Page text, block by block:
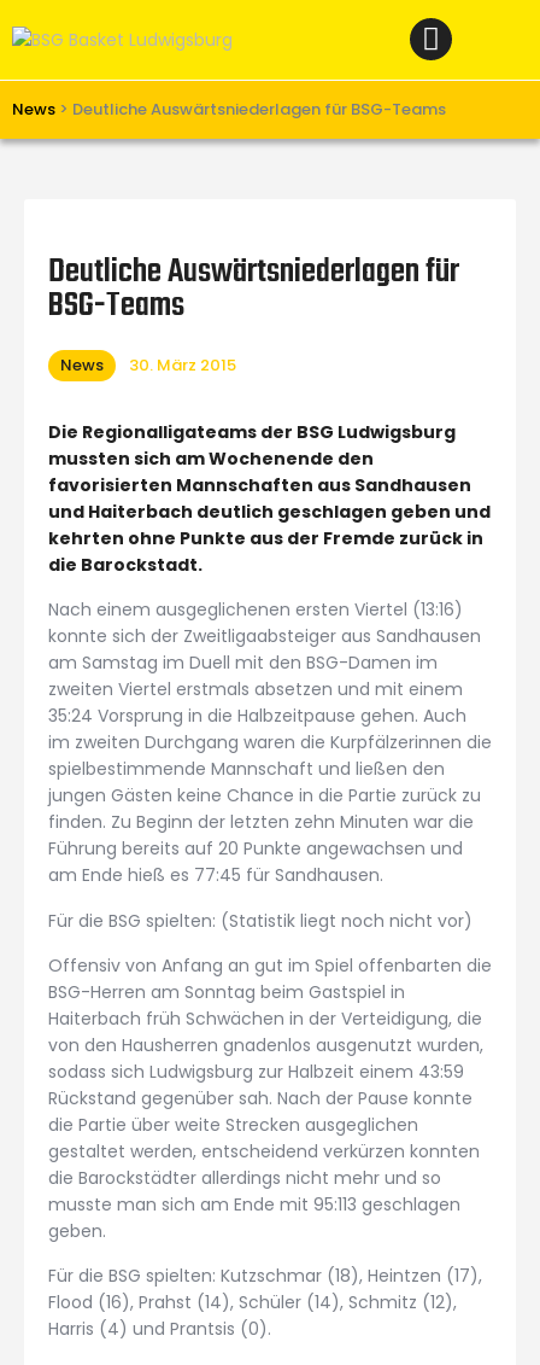
News > Deutliche Auswärtsniederlagen für BSG-Teams
Verein
Unterstützen
Deutliche Auswärtsniederlagen für
BSG-Teams
News 30. März 2015
Die Regionalligateams der BSG Ludwigsburg
mussten sich am Wochenende den
favorisierten Mannschaften aus Sandhausen
und Haiterbach deutlich geschlagen geben und
kehrten ohne Punkte aus der Fremde zurück in
die Barockstadt.
Nach einem ausgeglichenen ersten Viertel (13:16)
konnte sich der Zweitligaabsteiger aus Sandhausen
am Samstag im Duell mit den BSG-Damen im
zweiten Viertel erstmals absetzen und mit einem
35:24 Vorsprung in die Halbzeitpause gehen. Auch
im zweiten Durchgang waren die Kurpfälzerinnen die
spielbestimmende Mannschaft und ließen den
jungen Gästen keine Chance in die Partie zurück zu
finden. Zu Beginn der letzten zehn Minuten war die
Führung bereits auf 20 Punkte angewachsen und
am Ende hieß es 77:45 für Sandhausen.
Für die BSG spielten: (Statistik liegt noch nicht vor)
Offensiv von Anfang an gut im Spiel offenbarten die
BSG-Herren am Sonntag beim Gastspiel in
Haiterbach früh Schwächen in der Verteidigung, die
von den Hausherren gnadenlos ausgenutzt wurden,
sodass sich Ludwigsburg zur Halbzeit einem 43:59
Rückstand gegenüber sah. Nach der Pause konnte
die Partie über weite Strecken ausgeglichen
gestaltet werden, entscheidend verkürzen konnten
die Barockstädter allerdings nicht mehr und so
musste man sich am Ende mit 95:113 geschlagen
geben.
Für die BSG spielten: Kutzschmar (18), Heintzen (17),
Flood (16), Prahst (14), Schüler (14), Schmitz (12),
Harris (4) und Prantsis (0).